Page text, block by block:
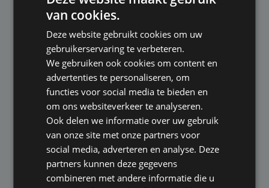
Verzekeraar Klaverblad introduceert de Royal
Premium AOV met een duidelijke focus op de
zelfstandig ondernemer met een fysiek beroep.
Voor veel beroepen is deze
arbeidsongeschiktheidsverzekering beschikbaar
tot aan de AOW leeftijd. Deze verzekering is
exclusief beschikbaar via het met Klaverblad
samenwerkend intermediair zoals
AOVspecialist.nl
Lees verder
van cookies.
Deze website gebruikt cookies om uw
gebruikerservaring te verbeteren.
We gebruiken ook cookies om content en
advertenties te personaliseren, om
functies voor social media te bieden en
om ons websiteverkeer te analyseren.
Ook delen we informatie over uw gebruik
van onze site met onze partners voor
social media, adverteren en analyse. Deze
partners kunnen deze gegevens
combineren met andere informatie die u